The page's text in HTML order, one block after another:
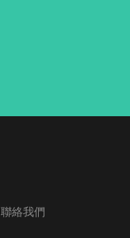
聯絡我們